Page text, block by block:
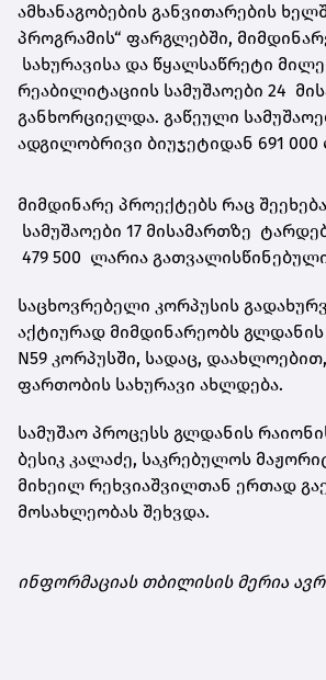
ამხანაგობების განვითარების
პროგრამის“ ფარგლებში,
სახურავისა და წყალსაწრეტი
რეაბილიტაციის სამუშაოები 24
განხორციელდა. გაწეული
ადგილობრივი ბიუჯეტიდან 691
მიმდინარე პროექტებს რაც
სამუშაოები 17 მისამართზე
479 500 ლარია
საცხოვრებელი კორპუსის
აქტიურად მიმდინარეობს
N59 კორპუსში, სადაც,
ფართობის სახურავი ახლდება.
სამუშაო პროცესს გლდანის
ბესიკ კალაძე, საკრებულოს
მიხეილ რეხვიაშვილთან ერთად
მოსახლეობას შეხვდა.
ინფორმაციას თბილისის მერია